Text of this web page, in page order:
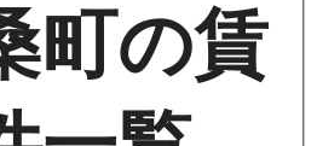
町の賃